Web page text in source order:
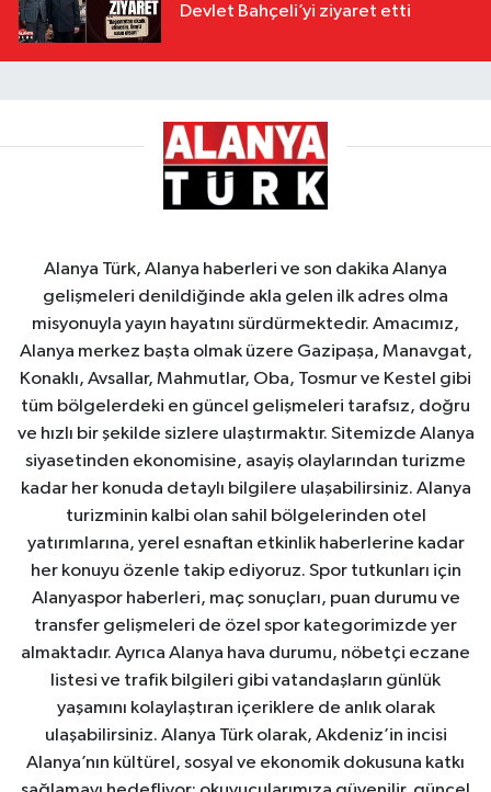
Devlet Bahçeli’yi ziyaret etti
Alanya Türk, Alanya haberleri ve son dakika Alanya
gelişmeleri denildiğinde akla gelen ilk adres olma
misyonuyla yayın hayatını sürdürmektedir. Amacımız,
Alanya merkez başta olmak üzere Gazipaşa, Manavgat,
Konaklı, Avsallar, Mahmutlar, Oba, Tosmur ve Kestel gibi
tüm bölgelerdeki en güncel gelişmeleri tarafsız, doğru
ve hızlı bir şekilde sizlere ulaştırmaktır. Sitemizde Alanya
siyasetinden ekonomisine, asayiş olaylarından turizme
kadar her konuda detaylı bilgilere ulaşabilirsiniz. Alanya
turizminin kalbi olan sahil bölgelerinden otel
yatırımlarına, yerel esnaftan etkinlik haberlerine kadar
her konuyu özenle takip ediyoruz. Spor tutkunları için
Alanyaspor haberleri, maç sonuçları, puan durumu ve
transfer gelişmeleri de özel spor kategorimizde yer
almaktadır. Ayrıca Alanya hava durumu, nöbetçi eczane
listesi ve trafik bilgileri gibi vatandaşların günlük
yaşamını kolaylaştıran içeriklere de anlık olarak
ulaşabilirsiniz. Alanya Türk olarak, Akdeniz’in incisi
Alanya’nın kültürel, sosyal ve ekonomik dokusuna katkı